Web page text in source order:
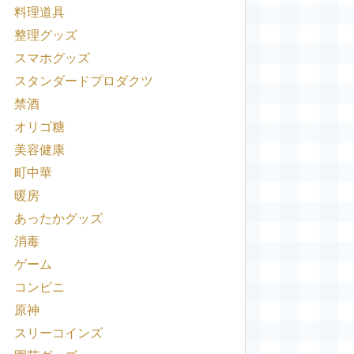
料理道具
整理グッズ
スマホグッズ
スタンダードプロダクツ
禁酒
オリゴ糖
美容健康
町中華
暖房
あったかグッズ
消毒
ゲーム
コンビニ
原神
スリーコインズ